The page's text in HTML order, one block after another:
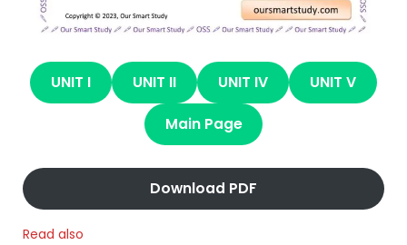
UNIT I UNIT II UNIT IV
UNIT V
Main Page
Download PDF
Read also